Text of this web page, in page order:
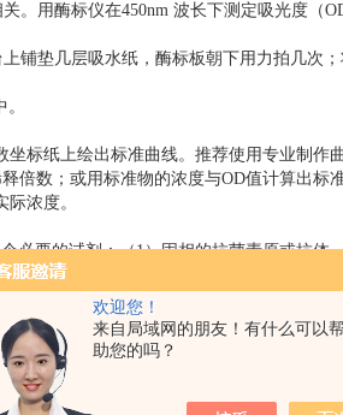
欢迎您！
来自局域网的朋友！有什么可以
助您的吗？
。用酶标仪在450nm 波长下测定吸光度（
铺垫几层吸水纸，酶标板朝下用力拍几次
标纸上绘出标准曲线。推荐使用专业制作
倍数；或用标准物的浓度与OD值计算出标
浓度。
要的试剂：（1）固相的抗菌素原或抗体
）；（3）酶反应的底物。根据试剂的来
有以下几种类型：
以检测相应的抗体。与间接法测抗体的不
对高于间接法。乙肝标志物中抗HBs的检测